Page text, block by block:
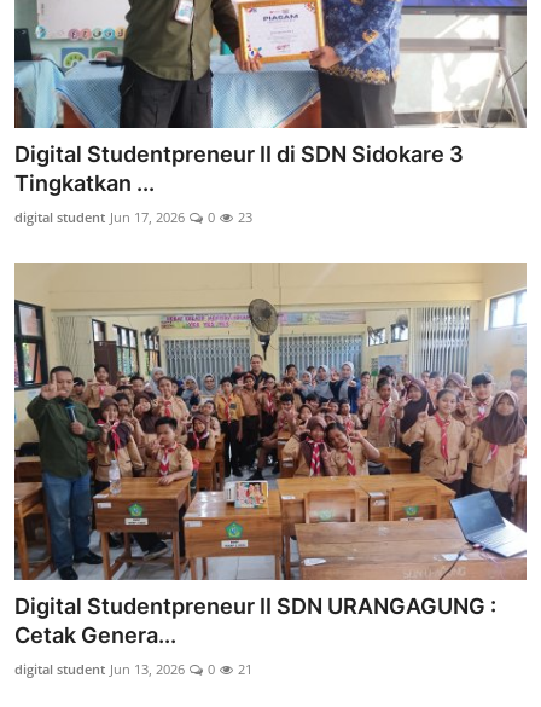
Digital Studentpreneur II di SDN Sidokare 3
Tingkatkan ...
digital student Jun 17, 2026 0 23
Digital Studentpreneur II SDN URANGAGUNG :
Cetak Genera...
digital student Jun 13, 2026 0 21